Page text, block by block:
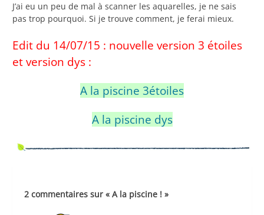
J’ai eu un peu de mal à scanner les aquarelles, je ne sais
pas trop pourquoi. Si je trouve comment, je ferai mieux.
Edit du 14/07/15 : nouvelle version 3 étoiles
et version dys :
A la piscine 3étoiles
A la piscine dys
2 commentaires sur « A la piscine ! »